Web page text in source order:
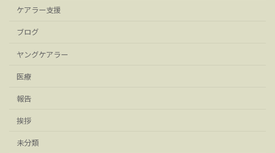
ケアラー支援
ブログ
ヤングケアラー
医療
報告
挨拶
未分類